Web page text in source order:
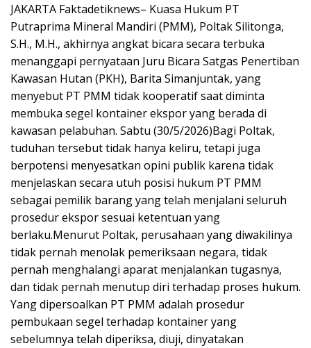
JAKARTA Faktadetiknews– Kuasa Hukum PT
Putraprima Mineral Mandiri (PMM), Poltak Silitonga,
S.H., M.H., akhirnya angkat bicara secara terbuka
menanggapi pernyataan Juru Bicara Satgas Penertiban
Kawasan Hutan (PKH), Barita Simanjuntak, yang
menyebut PT PMM tidak kooperatif saat diminta
membuka segel kontainer ekspor yang berada di
kawasan pelabuhan. Sabtu (30/5/2026)Bagi Poltak,
tuduhan tersebut tidak hanya keliru, tetapi juga
berpotensi menyesatkan opini publik karena tidak
menjelaskan secara utuh posisi hukum PT PMM
sebagai pemilik barang yang telah menjalani seluruh
prosedur ekspor sesuai ketentuan yang
berlaku.Menurut Poltak, perusahaan yang diwakilinya
tidak pernah menolak pemeriksaan negara, tidak
pernah menghalangi aparat menjalankan tugasnya,
dan tidak pernah menutup diri terhadap proses hukum.
Yang dipersoalkan PT PMM adalah prosedur
pembukaan segel terhadap kontainer yang
sebelumnya telah diperiksa, diuji, dinyatakan